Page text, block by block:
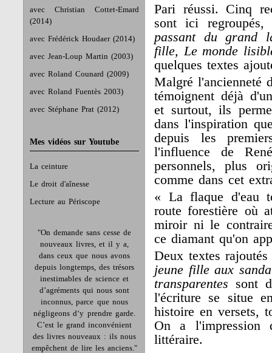
avec Christian Cottet-Emard
(2014)
avec Frédérick Houdaer (2014)
avec Jean-Loup Martin (2003)
avec Roland Counard (2009)
avec Roland Fuentès 2003)
avec Stéphane Prat (2012)
Mes vidéos sur Youtube
La ceinture
Le droit d'aînesse
Lecture au Périscope
"On demande sans cesse de
nouveaux livres, et il y a,
dans ceux que nous avons
depuis longtemps, des trésors
inestimables de science et
d’agréments qui nous sont
inconnus, parce que nous
négligeons d‘y prendre garde.
C’est le grand inconvénient
des livres nouveaux : ils nous
empêchent de lire les anciens."
Pari réussi. Cinq
sont ici
passant du grand
fille, Le monde
quelques textes
Malgré l'ancienneté
témoignent déjà
et surtout, ils
dans l'inspiration
depuis les
l'influence de
personnels, plus
comme dans cet
« La flaque d'eau
route forestière où
miroir ni le
ce diamant qu'on
Deux textes
jeune fille aux
transparentes sont
l'écriture se situe
histoire en versets,
On a l'impression
littéraire.